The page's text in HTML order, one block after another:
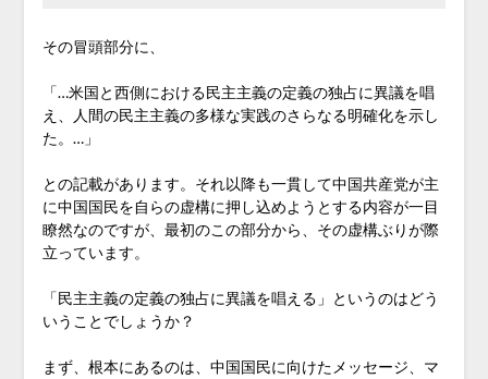
その冒頭部分に、
「…米国と西側における民主主義の定義の独占に異議を唱
え、人間の民主主義の多様な実践のさらなる明確化を示し
た。…」
との記載があります。それ以降も一貫して中国共産党が主
に中国国民を自らの虚構に押し込めようとする内容が一目
瞭然なのですが、最初のこの部分から、その虚構ぶりが際
立っています。
「民主主義の定義の独占に異議を唱える」というのはどう
いうことでしょうか？
まず、根本にあるのは、中国国民に向けたメッセージ、マ